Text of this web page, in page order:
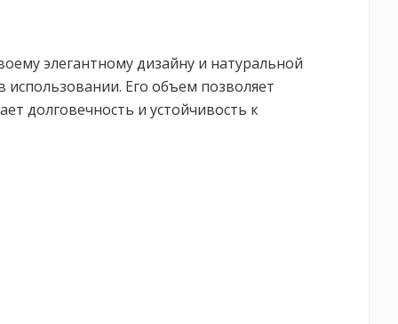
элегантному дизайну и натуральной
Его объем позволяет
долговечность и устойчивость к